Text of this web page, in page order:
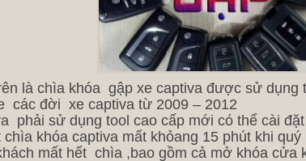
là chìa khóa gập xe captiva được sử dụng
các đời xe captiva từ 2009 – 2012
phải sử dụng tool cao cấp mới có thể cài
khóa captiva mất khỏang 15 phút khi
mất hết chìa ,bao gồm cả mở khóa cửa